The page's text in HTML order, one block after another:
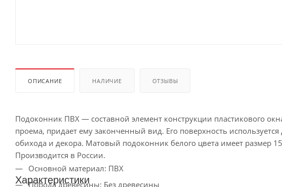
ОПИСАНИЕ НАЛИЧИЕ ОТЗЫВЫ
Подоконник ПВХ — составной элемент конструкции пластикового
проема, придает ему законченный вид. Его поверхность
обихода и декора. Матовый подоконник белого цвета имеет размер
Производится в России.
Характеристики
Основной материал: ПВХ
Порода древесины: Без древесины